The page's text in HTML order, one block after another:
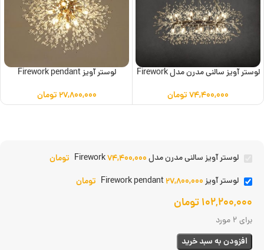
لوستر آویز سالنی مدرن مدل Firework
۷۴,۴۰۰,۰۰۰تومان
لوستر آویز Firework pendant
۲۷,۸۰۰,۰۰۰تومان
لوستر آویز سالنی مدرن مدل Firework۷۴,۴۰۰,۰۰۰ تومان
لوستر آویز Firework pendant۲۷,۸۰۰,۰۰۰ تومان
۱۰۲,۲۰۰,۰۰۰تومان
برای 2 مورد
افزودن به سبد خرید